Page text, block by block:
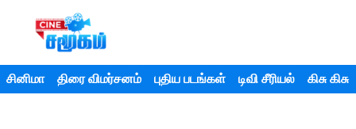
சினிமா திரை விமர்சனம் புதிய படங்கள் டிவி சீரியல் கிசு கிசு